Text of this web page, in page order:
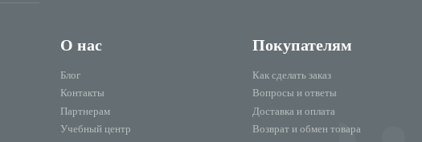
О нас
Блог
Контакты
Партнерам
Учебный центр
Покупателям
Как сделать заказ
Вопросы и ответы
Доставка и оплата
Возврат и обмен товара